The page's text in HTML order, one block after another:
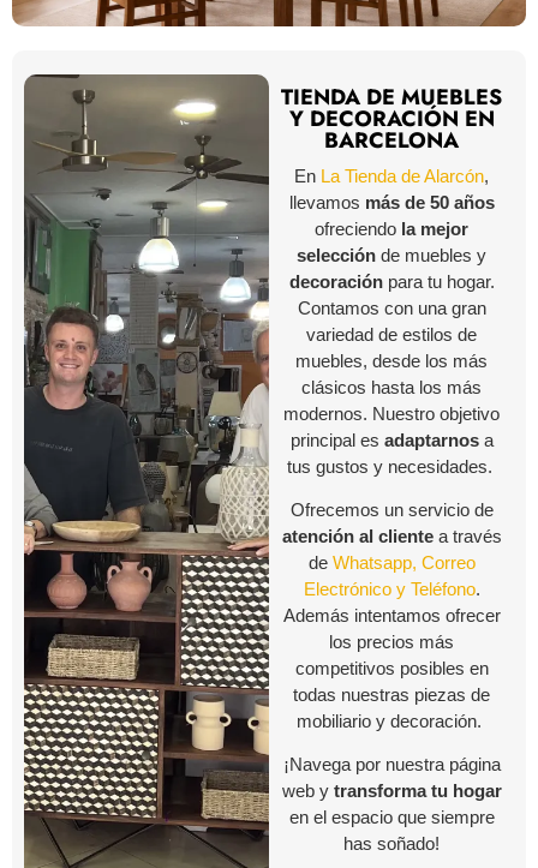
TIENDA DE MUEBLES
Y DECORACIÓN EN
BARCELONA
En La Tienda de Alarcón,
llevamos más de 50 años
ofreciendo la mejor
selección de muebles y
decoración para tu hogar.
Contamos con una gran
variedad de estilos de
muebles, desde los más
clásicos hasta los más
modernos. Nuestro objetivo
principal es adaptarnos a
tus gustos y necesidades.
Ofrecemos un servicio de
atención al clientea través
de Whatsapp, Correo
Electrónico y Teléfono.
Además intentamos ofrecer
los precios más
competitivos posibles en
todas nuestras piezas de
mobiliario y decoración.
¡Navega por nuestra página
web y transforma tu hogar
en el espacio que siempre
has soñado!